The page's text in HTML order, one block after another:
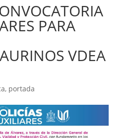
PARA
VDEA
, portada